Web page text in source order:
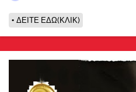
ΔΕΙΤΕ ΕΔΩ(ΚΛΙΚ)